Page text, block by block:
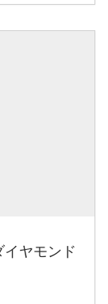
イヤモンド